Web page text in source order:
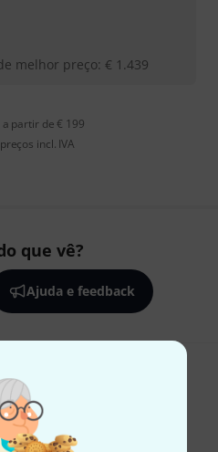
melhor preço: € 1.439
partir de € 199
incl. IVA
que vê?
Ajuda e feedback